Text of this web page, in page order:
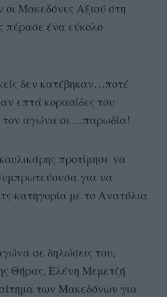
Μακεδόνες Αξιού στη
πέρασε ένα εύκολο
δεν κατέβηκαν…ποτέ
επτά κορασίδες του
τον αγώνα σε…παρωδία!
προτίμησε να
για να
κατηγορία με το Ανατόλια
σε δηλώσεις του,
Θήρας, Ελένη Μεμετζή
των Μακεδόνων για